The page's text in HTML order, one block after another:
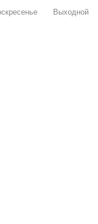
Выходной